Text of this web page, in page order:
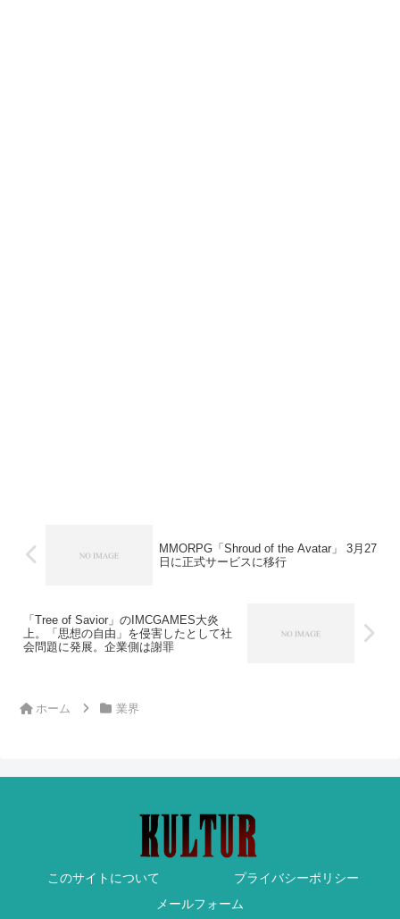
MMORPG「Shroud of the Avatar」 3月27
日に正式サービスに移行
「Tree of Savior」のIMCGAMES大炎
上。「思想の自由」を侵害したとして社
会問題に発展。企業側は謝罪
ホーム 業界
このサイトについて
プライバシーポリシー
メールフォーム